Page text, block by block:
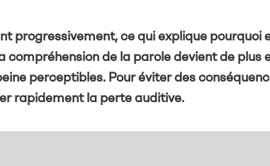
progressivement, ce qui explique pourquoi
de la parole devient de plus
perceptibles. Pour éviter des
rapidement la perte auditive.